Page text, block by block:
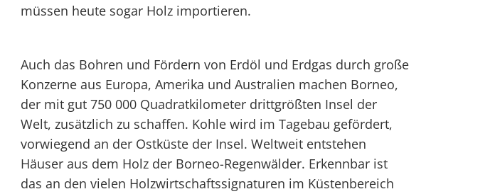
müssen heute sogar Holz importieren.
Auch das Bohren und Fördern von Erdöl und Erdgas durch große
Konzerne aus Europa, Amerika und Australien machen Borneo,
der mit gut 750 000 Quadratkilometer drittgrößten Insel der
Welt, zusätzlich zu schaffen. Kohle wird im Tagebau gefördert,
vorwiegend an der Ostküste der Insel. Weltweit entstehen
Häuser aus dem Holz der Borneo-Regenwälder. Erkennbar ist
das an den vielen Holzwirtschaftssignaturen im Küstenbereich